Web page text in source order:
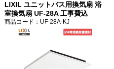
LIXIL ユニットバス用換気扇 浴
室換気扇 UF-28A 工事費込
商品コード ：UF-28A-KJ